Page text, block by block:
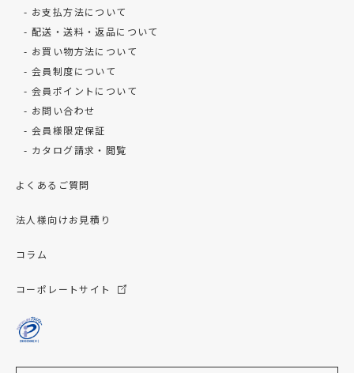
お支払方法について
配送・送料・返品について
お買い物方法について
会員制度について
会員ポイントについて
お問い合わせ
会員様限定保証
カタログ請求・閲覧
よくあるご質問
法人様向けお見積り
コラム
コーポレートサイト